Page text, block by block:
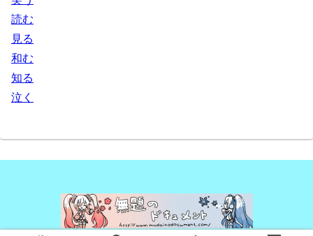
読む
見る
和む
知る
泣く